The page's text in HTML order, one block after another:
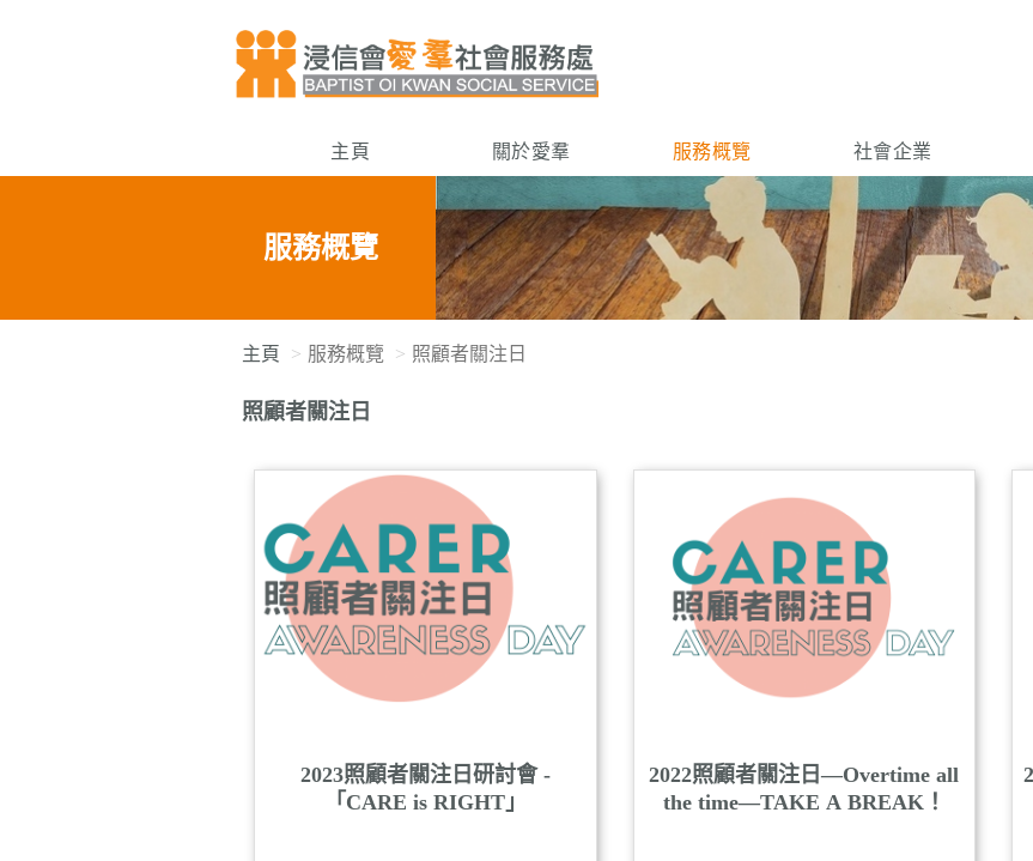
主頁 關於愛羣 服務概覽 社會企業
服務概覽
主頁 服務概覽 照顧者關注日
照顧者關注日
2023照顧者關注日研討會 -
「CARE is RIGHT」
2022照顧者關注日—Overtime all
the time—TAKE A BREAK！